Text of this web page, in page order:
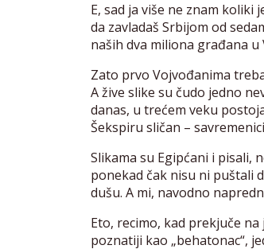
E, sad ja više ne znam koliki
da zavladaš Srbijom od
naših dva miliona građana
Zato prvo Vojvođanima
A žive slike su čudo jedno
danas, u trećem veku
Šekspiru sličan –
Slikama su Egipćani i pisali,
ponekad čak nisu ni puštali
dušu. A mi, navodno
Eto, recimo, kad prekjuče
poznatiji kao „behatonac“,